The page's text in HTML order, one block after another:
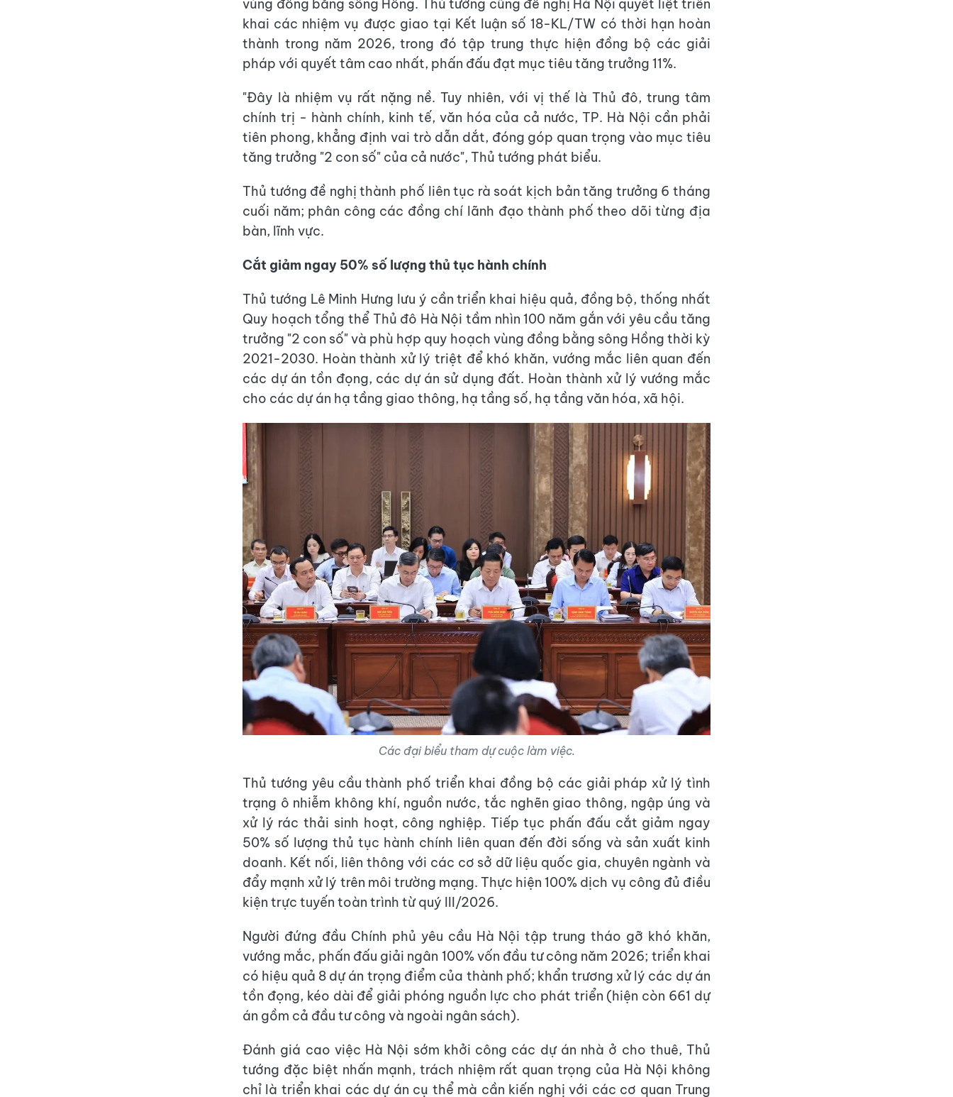
vùng đồng bằng sông Hồng. Thủ tướng cũng đề nghị Hà Nội quyết liệt triển
khai các nhiệm vụ được giao tại Kết luận số 18-KL/TW có thời hạn hoàn
thành trong năm 2026, trong đó tập trung thực hiện đồng bộ các giải
pháp với quyết tâm cao nhất, phấn đấu đạt mục tiêu tăng trưởng 11%.
"Đây là nhiệm vụ rất nặng nề. Tuy nhiên, với vị thế là Thủ đô, trung tâm
chính trị - hành chính, kinh tế, văn hóa của cả nước, TP. Hà Nội cần phải
tiên phong, khẳng định vai trò dẫn dắt, đóng góp quan trọng vào mục tiêu
tăng trưởng "2 con số" của cả nước", Thủ tướng phát biểu.
Thủ tướng đề nghị thành phố liên tục rà soát kịch bản tăng trưởng 6 tháng
cuối năm; phân công các đồng chí lãnh đạo thành phố theo dõi từng địa
bàn, lĩnh vực.
Cắt giảm ngay 50% số lượng thủ tục hành chính
Thủ tướng Lê Minh Hưng lưu ý cần triển khai hiệu quả, đồng bộ, thống nhất
Quy hoạch tổng thể Thủ đô Hà Nội tầm nhìn 100 năm gắn với yêu cầu tăng
trưởng "2 con số" và phù hợp quy hoạch vùng đồng bằng sông Hồng thời kỳ
2021-2030. Hoàn thành xử lý triệt để khó khăn, vướng mắc liên quan đến
các dự án tồn đọng, các dự án sử dụng đất. Hoàn thành xử lý vướng mắc
cho các dự án hạ tầng giao thông, hạ tầng số, hạ tầng văn hóa, xã hội.
Các đại biểu tham dự cuộc làm việc.
Thủ tướng yêu cầu thành phố triển khai đồng bộ các giải pháp xử lý tình
trạng ô nhiễm không khí, nguồn nước, tắc nghẽn giao thông, ngập úng và
xử lý rác thải sinh hoạt, công nghiệp. Tiếp tục phấn đấu cắt giảm ngay
50% số lượng thủ tục hành chính liên quan đến đời sống và sản xuất kinh
doanh. Kết nối, liên thông với các cơ sở dữ liệu quốc gia, chuyên ngành và
đẩy mạnh xử lý trên môi trường mạng. Thực hiện 100% dịch vụ công đủ điều
kiện trực tuyến toàn trình từ quý III/2026.
Người đứng đầu Chính phủ yêu cầu Hà Nội tập trung tháo gỡ khó khăn,
vướng mắc, phấn đấu giải ngân 100% vốn đầu tư công năm 2026; triển khai
có hiệu quả 8 dự án trọng điểm của thành phố; khẩn trương xử lý các dự án
tồn đọng, kéo dài để giải phóng nguồn lực cho phát triển (hiện còn 661 dự
án gồm cả đầu tư công và ngoài ngân sách).
Đánh giá cao việc Hà Nội sớm khởi công các dự án nhà ở cho thuê, Thủ
tướng đặc biệt nhấn mạnh, trách nhiệm rất quan trọng của Hà Nội không
chỉ là triển khai các dự án cụ thể mà cần kiến nghị với các cơ quan Trung